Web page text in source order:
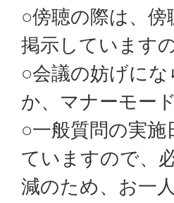
○傍聴の際は、
掲示しています
○会議の妨げに
か、マナーモー
○一般質問の実
ていますので、
減のため、お一